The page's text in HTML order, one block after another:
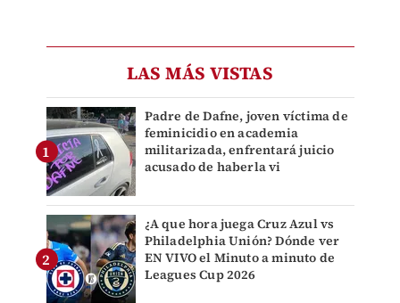
LAS MÁS VISTAS
Padre de Dafne, joven víctima de
feminicidio en academia
militarizada, enfrentará juicio
acusado de haberla vi
¿A que hora juega Cruz Azul vs
Philadelphia Unión? Dónde ver
EN VIVO el Minuto a minuto de
Leagues Cup 2026